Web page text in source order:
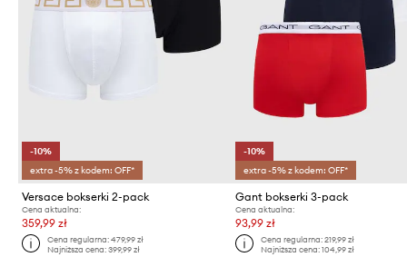
-10%
extra -5% z kodem: OFF*
Versace bokserki 2-pack
Cena aktualna:
359,99 zł
Cena regularna:479,99 zł
Najniższa cena:399,99 zł
-10%
extra -5% z kodem: OFF*
Gant bokserki 3-pack
Cena aktualna:
93,99 zł
Cena regularna: 219,99 zł
Najniższa cena: 104,99 zł